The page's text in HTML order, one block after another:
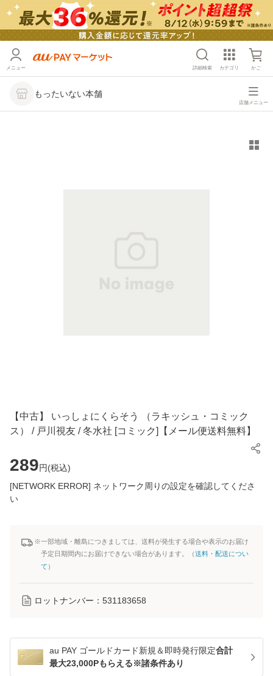
メニュー 詳細検索 カテゴリ かご
もったいない本舗
店舗メニュー
【中古】 いっしょにくらそう （ラキッシュ・コミック
ス） / 戸川視友 / 冬水社 [コミック]【メール便送料無料】
289円(税込)
[NETWORK ERROR] ネットワーク周りの設定を確認してくださ
い
※一部地域・離島につきましては、送料が発生する場合や表示のお届け
予定日期間内にお届けできない場合があります。（送料・配送につい
て ）
ロットナンバー： 531183658
au PAY ゴールドカード新規＆即時発行限定合計
最大23,000Pもらえる※諸条件あり